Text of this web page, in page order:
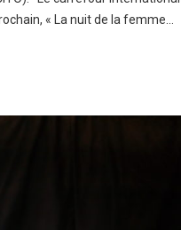
« La nuit de la femme…